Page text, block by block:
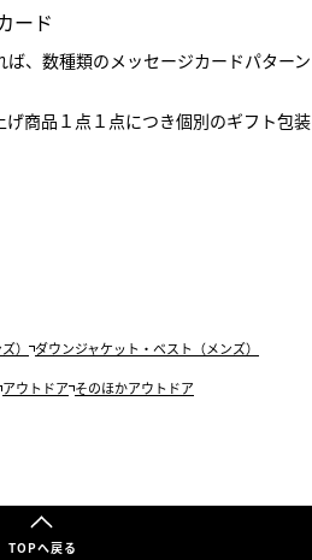
ード
、数種類のメッセージカードパターン
商品１点１点につき個別のギフト包装
） ダウンジャケット・ベスト（メンズ）
アウトドア そのほかアウトドア
TOPへ戻る